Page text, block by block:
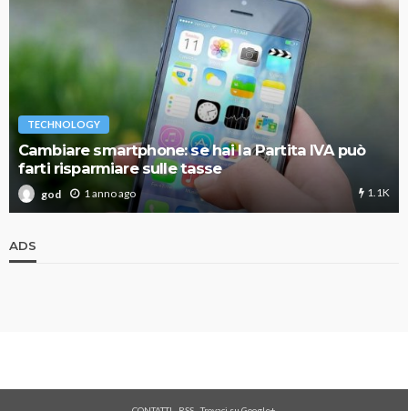
TECHNOLOGY
Cambiare smartphone: se hai la Partita IVA può
farti risparmiare sulle tasse
god 1 anno ago 1.1K
ADS